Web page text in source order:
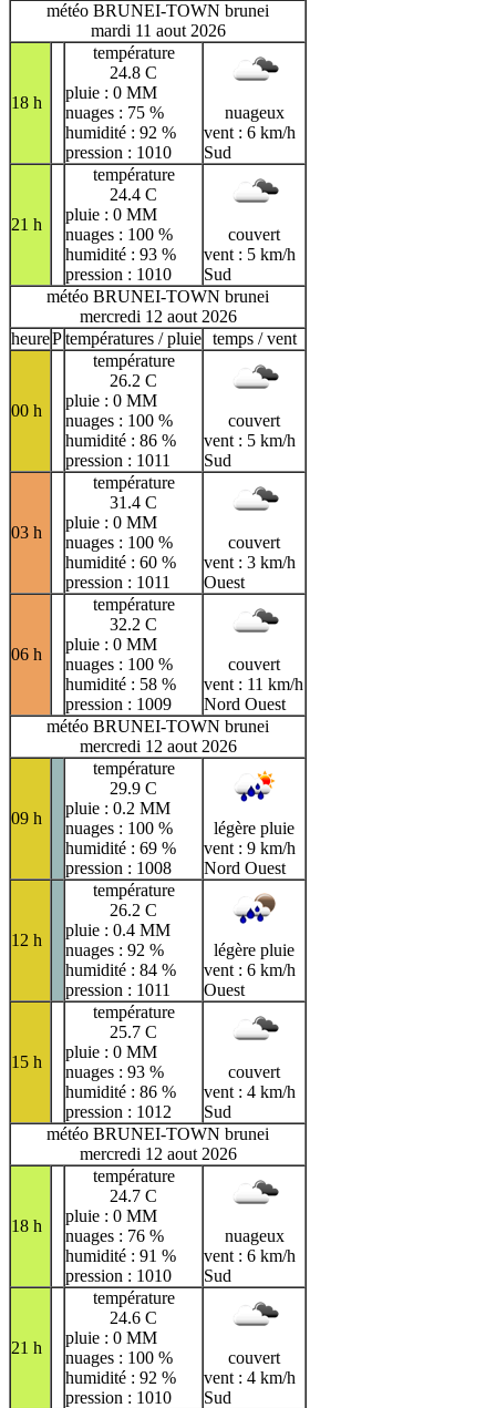
météo BRUNEI-TOWN brunei
mardi 11 aout 2026
18 h
température
24.8 C
pluie : 0 MM
nuages : 75 %
humidité : 92 %
pression : 1010
nuageux
vent : 6 km/h
Sud
21 h
température
24.4 C
pluie : 0 MM
nuages : 100 %
humidité : 93 %
pression : 1010
couvert
vent : 5 km/h
Sud
météo BRUNEI-TOWN brunei
mercredi 12 aout 2026
heurePtempératures / pluie temps / vent
00 h
température
26.2 C
pluie : 0 MM
nuages : 100 %
humidité : 86 %
pression : 1011
couvert
vent : 5 km/h
Sud
03 h
température
31.4 C
pluie : 0 MM
nuages : 100 %
humidité : 60 %
pression : 1011
couvert
vent : 3 km/h
Ouest
06 h
température
32.2 C
pluie : 0 MM
nuages : 100 %
humidité : 58 %
pression : 1009
couvert
vent : 11 km/h
Nord Ouest
météo BRUNEI-TOWN brunei
mercredi 12 aout 2026
09 h
température
29.9 C
pluie : 0.2 MM
nuages : 100 %
humidité : 69 %
pression : 1008
légère pluie
vent : 9 km/h
Nord Ouest
12 h
température
26.2 C
pluie : 0.4 MM
nuages : 92 %
humidité : 84 %
pression : 1011
légère pluie
vent : 6 km/h
Ouest
15 h
température
25.7 C
pluie : 0 MM
nuages : 93 %
humidité : 86 %
pression : 1012
couvert
vent : 4 km/h
Sud
météo BRUNEI-TOWN brunei
mercredi 12 aout 2026
18 h
température
24.7 C
pluie : 0 MM
nuages : 76 %
humidité : 91 %
pression : 1010
nuageux
vent : 6 km/h
Sud
21 h
température
24.6 C
pluie : 0 MM
nuages : 100 %
humidité : 92 %
pression : 1010
couvert
vent : 4 km/h
Sud